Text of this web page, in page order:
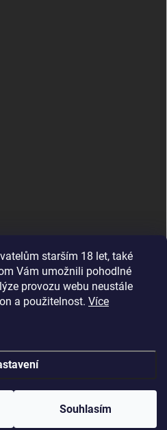
starším 18 let, také
Vám umožnili pohodlné
provozu webu neustále
a použitelnost. Více
Souhlasím
Tak volej 📞 777 778
at nejsem na rozvozu. Chci se
Vytvořil Shoptet
práva vyhrazena.Upravit nastavení